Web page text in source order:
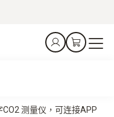
测量仪，可连接APP